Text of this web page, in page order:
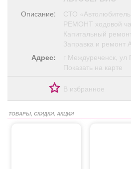
Поздравления
ТВ программа Я -
Описание:
СТО «Автолюбитель
РЕМОНТ ходовой
Капитальный
Заправка и ремонт
Адрес:
г Междуреченск,
Показать на карте
В избранное
ТОВАРЫ, СКИДКИ, АКЦИИ